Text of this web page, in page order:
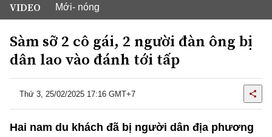
VIDEO Mới- nóng
Sàm sỡ 2 cô gái, 2 người đàn ông bị
dân lao vào đánh tới tấp
Thứ 3, 25/02/2025 17:16 GMT+7
Hai nam du khách đã bị người dân địa phương